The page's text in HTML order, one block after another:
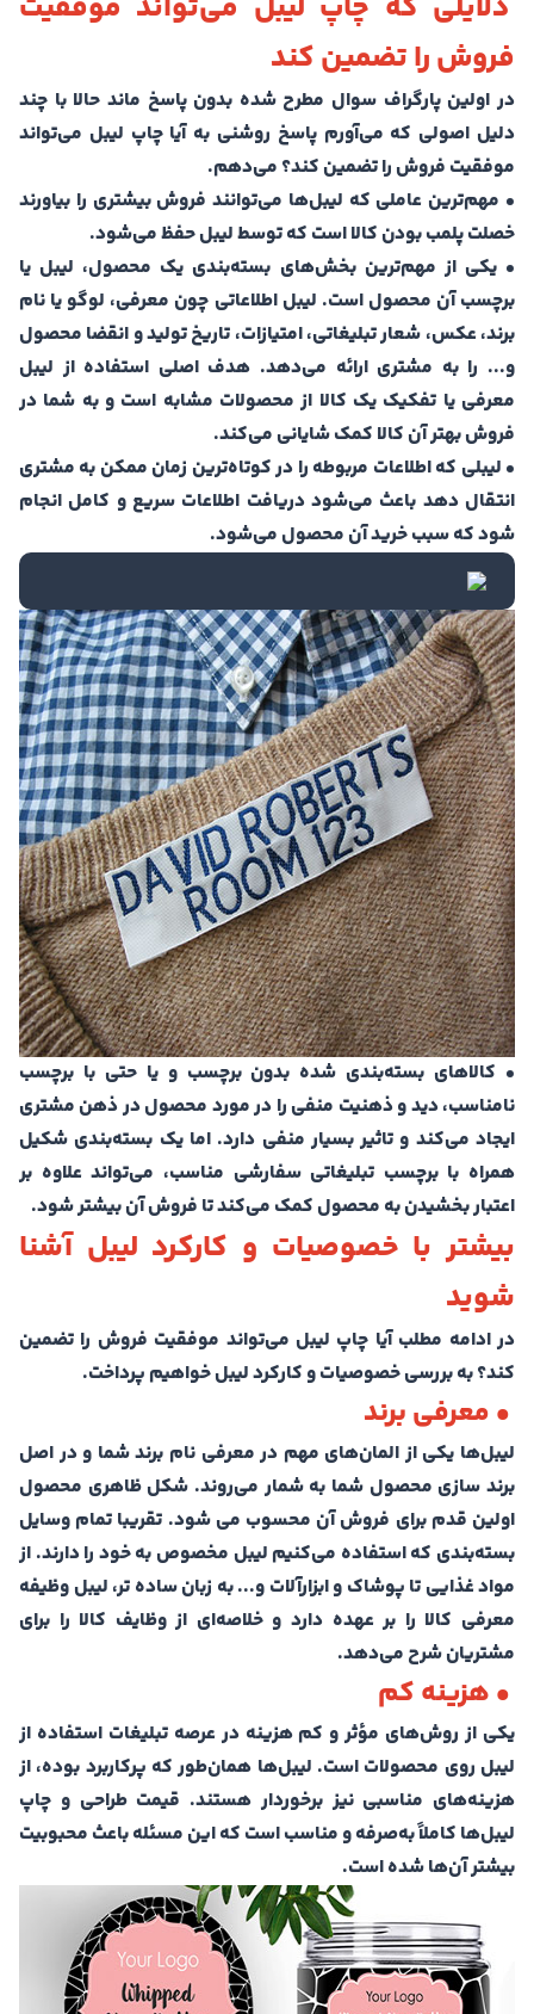
فروش را تضمین کند
در اولین پارگراف سوال مطرح شده بدون پاسخ ماند حالا با چند
دلیل اصولی که می‌آورم پاسخ روشنی به آیا چاپ لیبل می‌تواند
موفقیت فروش را تضمین کند؟ می‌دهم.
• مهم‌ترین عاملی که لیبل‌ها می‌توانند فروش بیشتری را بیاورند
خصلت پلمب بودن کالا است که توسط لیبل حفظ می‌شود.
• یکی از مهم‌ترین بخش‌های بسته‌بندی یک محصول، لیبل یا
برچسب آن محصول است. لیبل اطلاعاتی چون معرفی، لوگو یا نام
برند، عکس، شعار تبلیغاتی، امتیازات، تاریخ تولید و انقضا محصول
و... را به مشتری ارائه می‌دهد. هدف اصلی استفاده از لیبل
معرفی یا تفکیک یک کالا از محصولات مشابه است و به شما در
فروش بهتر آن کالا کمک شایانی می‌کند.
• لیبلی که اطلاعات مربوطه را در کوتاه‌ترین زمان ممکن به مشتری
انتقال دهد باعث می‌شود دریافت اطلاعات سریع و کامل انجام
شود که سبب خرید آن محصول می‌شود.
• کالاهای بسته‌بندی شده بدون برچسب و یا حتی با برچسب
نامناسب، دید و ذهنیت منفی را در مورد محصول در ذهن مشتری
ایجاد می‌کند و تاثیر بسیار منفی دارد. اما یک بسته‌بندی شکیل
همراه با برچسب‌ تبلیغاتی سفارشی مناسب، می‌تواند علاوه بر
اعتبار بخشیدن به محصول کمک می‌کند تا فروش آن بیشتر شود.
بیشتر با خصوصیات و کارکرد لیبل آشنا
شوید
در ادامه مطلب آیا چاپ لیبل می‌تواند موفقیت فروش را تضمین
کند؟ به بررسی خصوصیات و کارکرد لیبل خواهیم پرداخت.
• معرفی برند
لیبل‌ها یکی از المان‌های مهم در معرفی نام برند شما و در اصل
برند سازی محصول شما به شمار می‌روند. شکل ظاهری محصول
اولین قدم برای فروش آن محسوب می شود. تقریبا تمام وسایل
بسته‌بندی که استفاده می‌کنیم لیبل مخصوص به خود را دارند. از
مواد غذایی تا پوشاک و ابزارآلات و... به زبان ساده تر، لیبل وظیفه
معرفی کالا را بر عهده دارد و خلاصه‌ای از وظایف کالا را برای
مشتریان شرح می‌دهد.
• هزینه کم
یکی از روش‌های مؤثر و کم‌ هزینه در عرصه تبلیغات استفاده از
لیبل روی محصولات است. لیبل‌ها همان‌طور که پرکاربرد بوده، از
هزینه‌های مناسبی نیز برخوردار هستند. قیمت طراحی و چاپ
لیبل‌ها کاملاً به‌صرفه و مناسب است که این مسئله باعث محبوبیت
بیشتر آن‌ها شده است.